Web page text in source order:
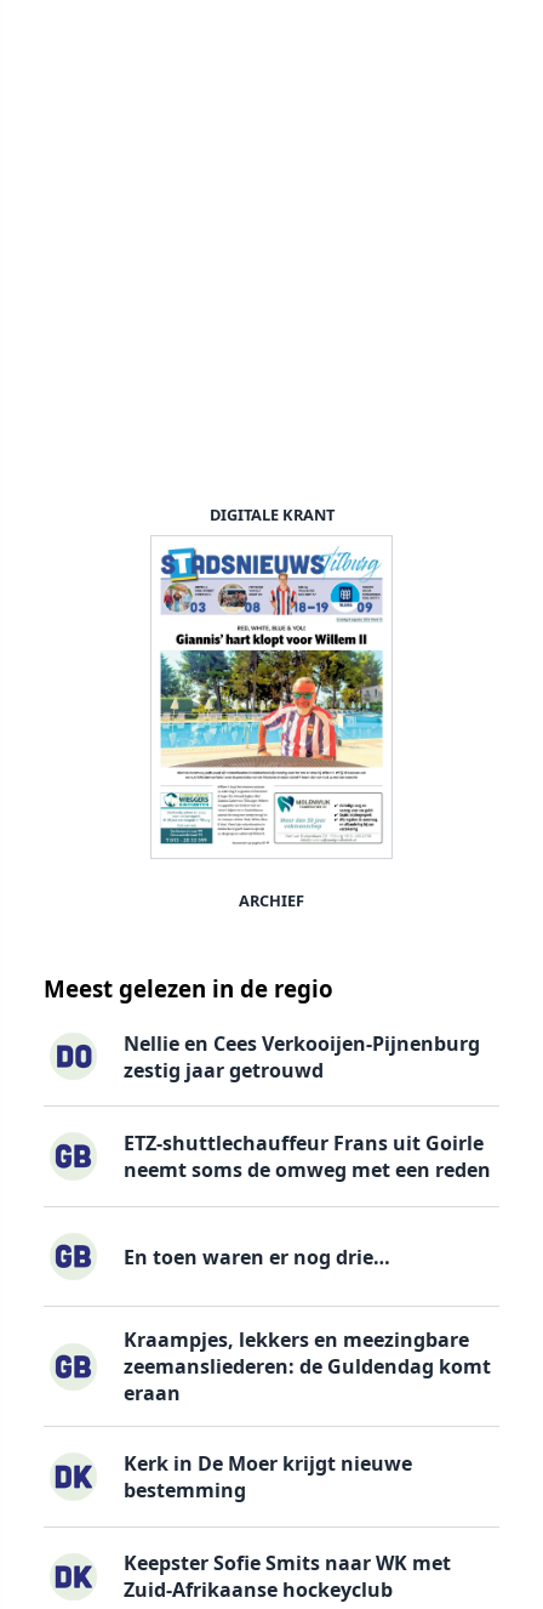
DIGITALE KRANT
ARCHIEF
Meest gelezen in de regio
Nellie en Cees Verkooijen-Pijnenburg
zestig jaar getrouwd
ETZ-shuttlechauffeur Frans uit Goirle
neemt soms de omweg met een reden
En toen waren er nog drie…
Kraampjes, lekkers en meezingbare
zeemansliederen: de Guldendag komt
eraan
Kerk in De Moer krijgt nieuwe
bestemming
Keepster Sofie Smits naar WK met
Zuid-Afrikaanse hockeyclub